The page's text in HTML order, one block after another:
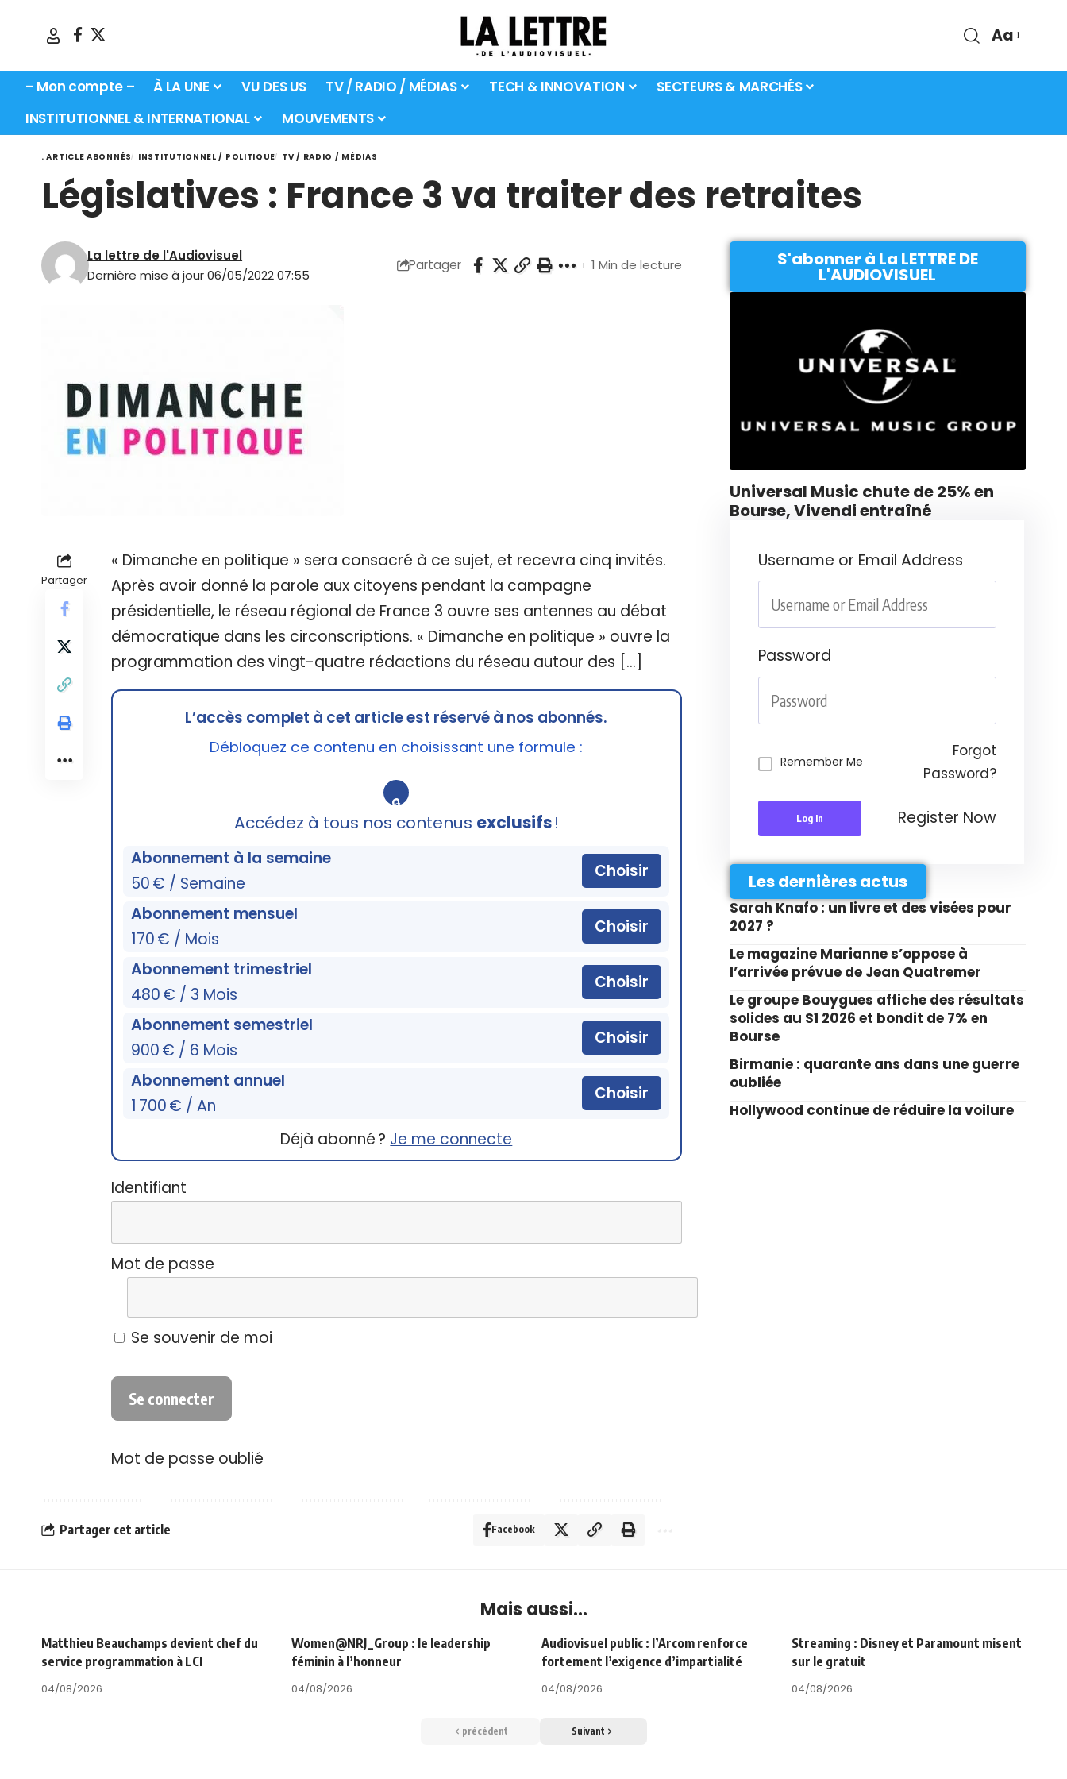
Aa
– Mon compte – À LA UNE VU DES US TV / RADIO / MÉDIAS TECH & INNOVATION
SECTEURS & MARCHÉS
INSTITUTIONNEL & INTERNATIONAL
MOUVEMENTS
. ARTICLE ABONNÉS INSTITUTIONNEL / POLITIQUE TV / RADIO / MÉDIAS
Législatives : France 3 va traiter des retraites
Dernière mise à jour 06/05/2022 07:55
La lettre de l'Audiovisuel
Partager 1 Min de lecture
Partager
« Dimanche en politique » sera consacré à ce sujet, et recevra cinq invités.
Après avoir donné la parole aux citoyens pendant la campagne
présidentielle, le réseau régional de France 3 ouvre ses antennes au débat
démocratique dans les circonscriptions. « Dimanche en politique » ouvre la
programmation des vingt-quatre rédactions du réseau autour des […]
L’accès complet à cet article est réservé à nos abonnés.
Débloquez ce contenu en choisissant une formule :
🔒
Accédez à tous nos contenus exclusifs!
Abonnement à la semaine
50 € / Semaine
Choisir
Abonnement mensuel
170 € / Mois
Choisir
Abonnement trimestriel
480 € / 3 Mois
Choisir
Abonnement semestriel
900 € / 6 Mois
Choisir
Abonnement annuel
1 700 € / An
Choisir
Déjà abonné ? Je me connecte
Identifiant
Mot de passe
Se souvenir de moi
Mot de passe oublié
Partager cet article Facebook
S'abonner à La LETTRE DE
L'AUDIOVISUEL
Universal Music chute de 25% en
Bourse, Vivendi entraîné
Username or Email Address
Password
Remember Me
Forgot
Password?
Log In Register Now
Les dernières actus
Sarah Knafo : un livre et des visées pour
2027 ?
Le magazine Marianne s’oppose à
l’arrivée prévue de Jean Quatremer
Le groupe Bouygues affiche des résultats
solides au S1 2026 et bondit de 7% en
Bourse
Birmanie : quarante ans dans une guerre
oubliée
Hollywood continue de réduire la voilure
Mais aussi...
Matthieu Beauchamps devient chef du
service programmation à LCI
04/08/2026
Women@NRJ_Group : le leadership
féminin à l’honneur
04/08/2026
Audiovisuel public : l’Arcom renforce
fortement l’exigence d’impartialité
04/08/2026
Streaming : Disney et Paramount misent
sur le gratuit
04/08/2026
précédent Suivant